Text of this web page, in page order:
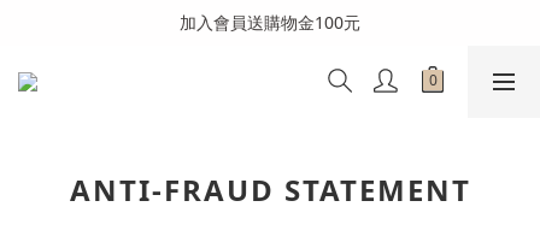
全館消費滿999免運費(溫層不同請分開結帳)
加入會員送購物金100元
全館消費滿999免運費(溫層不同請分開結帳)
ANTI-FRAUD STATEMENT